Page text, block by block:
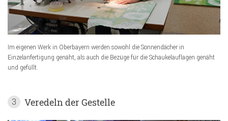
Im eigenen Werk in Oberbayern werden sowohl die Sonnendächer in
Einzelanfertigung genäht, als auch die Bezüge für die Schaukelauflagen genäht
und gefüllt.
3 Veredeln der Gestelle